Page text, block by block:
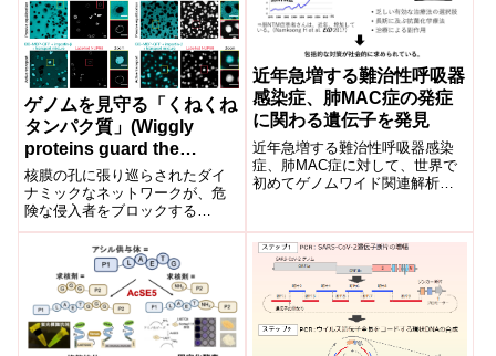
ゲノムを見守る「くねくね
タンパク質」(Wiggly
proteins guard the
genome)
核膜の孔に張り巡らされたダイ
ナミックなネットワークが、危
険な侵入者をブロックする
Dynamic network in the pores of
近年急増する難治性呼吸器
感染症、肺MAC症の発症
に関わる遺伝子を発見
近年急増する難治性呼吸器感染
症、肺MAC症に対して、世界で
初めてゲノムワイド関連解析を